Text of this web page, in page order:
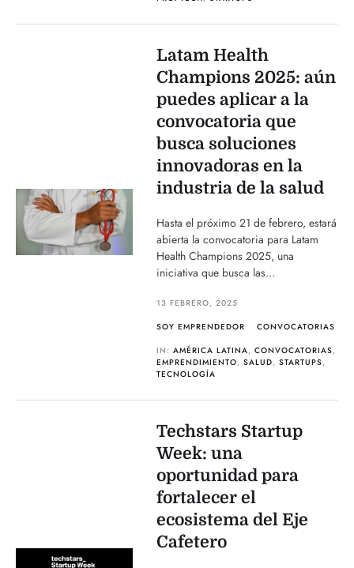
Latam Health
Champions 2025: aún
puedes aplicar a la
convocatoria que
busca soluciones
innovadoras en la
industria de la salud
Hasta el próximo 21 de febrero, estará
abierta la convocatoria para Latam
Health Champions 2025, una
iniciativa que busca las...
13 FEBRERO, 2025
SOY EMPRENDEDOR
CONVOCATORIAS
IN:AMÉRICA LATINA,CONVOCATORIAS,
EMPRENDIMIENTO,SALUD,STARTUPS,
TECNOLOGÍA
Techstars Startup
Week: una
oportunidad para
fortalecer el
ecosistema del Eje
Cafetero